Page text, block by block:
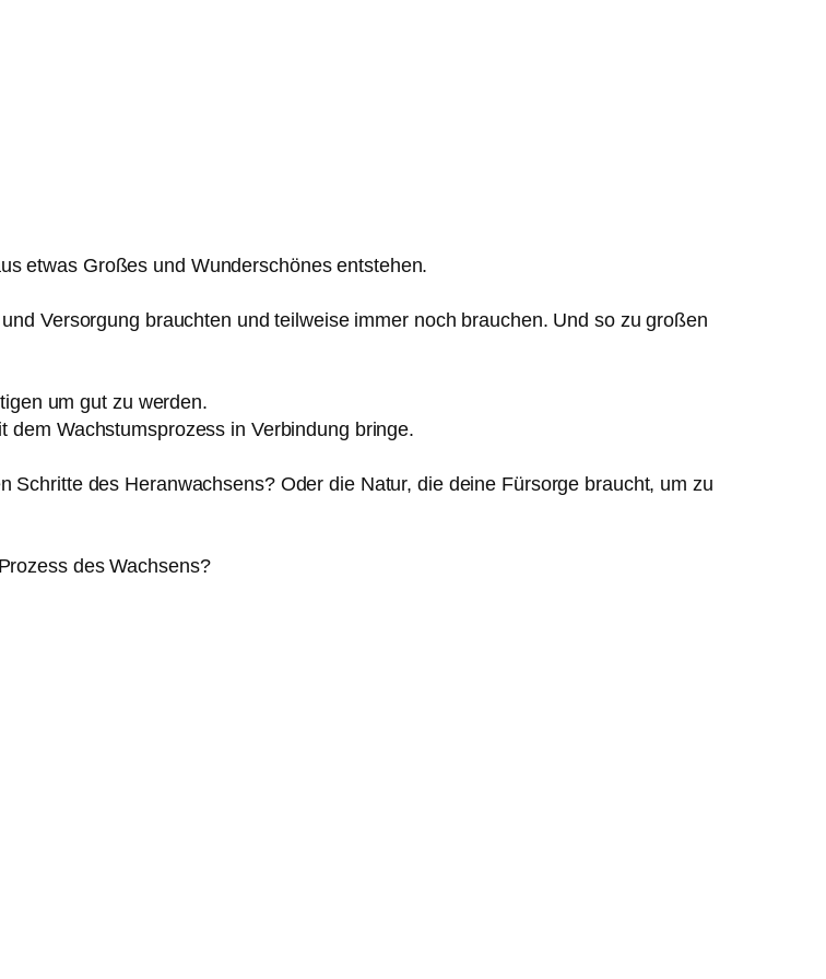
etwas Großes und Wunderschönes entstehen.
Versorgung brauchten und teilweise immer noch brauchen. Und so zu großen
um gut zu werden.
Wachstumsprozess in Verbindung bringe.
des Heranwachsens? Oder die Natur, die deine Fürsorge braucht, um zu
des Wachsens?